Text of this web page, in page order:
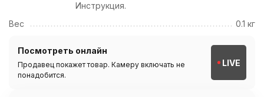
Инструкция.
Вес
0.1 кг
Посмотреть онлайн
Продавец покажет товар. Камеру включать не
понадобится.
LIVE